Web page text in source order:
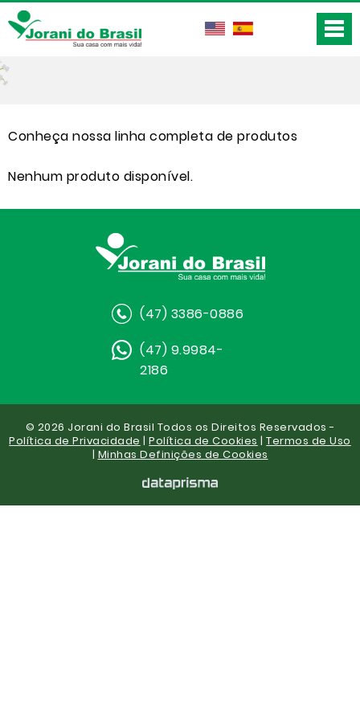
Conheça nossa linha completa de produtos
Nenhum produto disponível.
(47) 3386-0886
(47) 9.9984-
2186
© 2026 Jorani do Brasil Todos os Direitos Reservados -
Política de Privacidade |Política de Cookies |Termos de Uso
| Minhas Definições de Cookies